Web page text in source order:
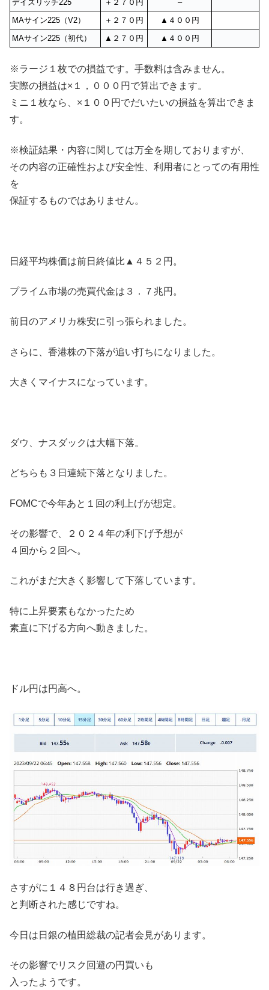
デイズリッチ225
＋２７０円
–
MAサイン225（V2）
＋２７０円
▲４００円
MAサイン225（初代）
▲２７０円 ▲４００円
※ラージ１枚での損益です。手数料は含みません。
実際の損益は×１，０００円で算出できます。
ミニ１枚なら、×１００円でだいたいの損益を算出できま
す。
※検証結果・内容に関しては万全を期しておりますが、
その内容の正確性および安全性、利用者にとっての有用性
を
保証するものではありません。
日経平均株価は前日終値比▲４５２円。
プライム市場の売買代金は３．７兆円。
前日のアメリカ株安に引っ張られました。
さらに、香港株の下落が追い打ちになりました。
大きくマイナスになっています。
ダウ、ナスダックは大幅下落。
どちらも３日連続下落となりました。
FOMCで今年あと１回の利上げが想定。
その影響で、２０２４年の利下げ予想が
４回から２回へ。
これがまだ大きく影響して下落しています。
特に上昇要素もなかったため
素直に下げる方向へ動きました。
ドル円は円高へ。
さすがに１４８円台は行き過ぎ、
と判断された感じですね。
今日は日銀の植田総裁の記者会見があります。
その影響でリスク回避の円買いも
入ったようです。